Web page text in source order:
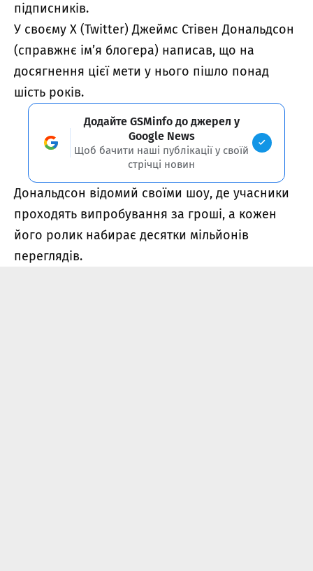
підписників.
У своєму X (Twitter) Джеймс Стівен Дональдсон
(справжнє ім’я блогера) написав, що на
досягнення цієї мети у нього пішло понад
шість років.
Додайте GSMinfo до джерел у
Google News
Щоб бачити наші публікації у своїй
стрічці новин
Дональдсон відомий своїми шоу, де учасники
проходять випробування за гроші, а кожен
його ролик набирає десятки мільйонів
переглядів.